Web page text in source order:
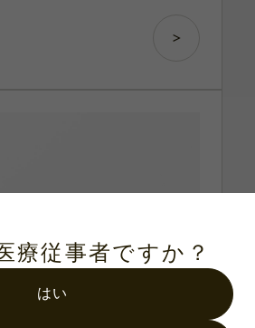
療従事者ですか？
はい